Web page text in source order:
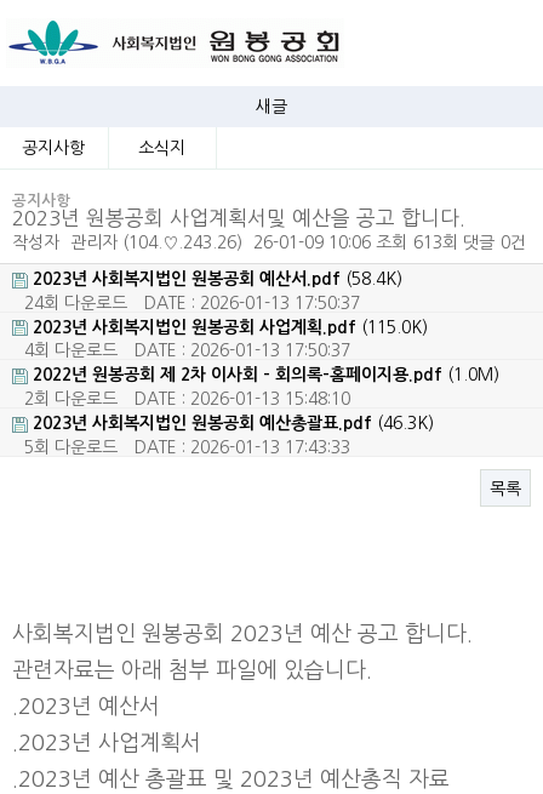
새글
공지사항 소식지
공지사항
2023년 원봉공회 사업계획서및 예산을 공고 합니다.
작성자 관리자 (104.♡.243.26) 26-01-09 10:06 조회 613회 댓글 0건
2023년 사회복지법인 원봉공회 예산서.pdf (58.4K)
24회 다운로드
DATE : 2026-01-13 17:50:37
2023년 사회복지법인 원봉공회 사업계획.pdf (115.0K)
4회 다운로드
DATE : 2026-01-13 17:50:37
2022년 원봉공회 제 2차 이사회 - 회의록-홈페이지용.pdf (1.0M)
2회 다운로드
DATE : 2026-01-13 15:48:10
2023년 사회복지법인 원봉공회 예산총괄표.pdf (46.3K)
5회 다운로드
DATE : 2026-01-13 17:43:33
목록
사회복지법인 원봉공회 2023년 예산 공고 합니다.
관련자료는 아래 첨부 파일에 있습니다.
.2023년 예산서
.2023년 사업계획서
.2023년 예산 총괄표 및 2023년 예산총직 자료